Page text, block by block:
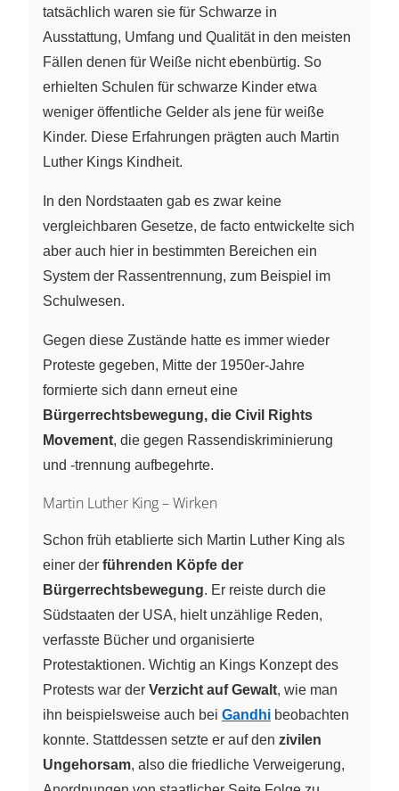
tatsächlich waren sie für Schwarze in
Ausstattung, Umfang und Qualität in den meisten
Fällen denen für Weiße nicht ebenbürtig. So
erhielten Schulen für schwarze Kinder etwa
weniger öffentliche Gelder als jene für weiße
Kinder. Diese Erfahrungen prägten auch Martin
Luther Kings Kindheit.
In den Nordstaaten gab es zwar keine
vergleichbaren Gesetze, de facto entwickelte sich
aber auch hier in bestimmten Bereichen ein
System der Rassentrennung, zum Beispiel im
Schulwesen.
Gegen diese Zustände hatte es immer wieder
Proteste gegeben, Mitte der 1950er-Jahre
formierte sich dann erneut eine
Bürgerrechtsbewegung, die Civil Rights
Movement, die gegen Rassendiskriminierung
und -trennung aufbegehrte.
Martin Luther King – Wirken
Schon früh etablierte sich Martin Luther King als
einer der führenden Köpfe der
Bürgerrechtsbewegung. Er reiste durch die
Südstaaten der USA, hielt unzählige Reden,
verfasste Bücher und organisierte
Protestaktionen. Wichtig an Kings Konzept des
Protests war der Verzicht auf Gewalt, wie man
ihn beispielsweise auch bei Gandhi beobachten
konnte. Stattdessen setzte er auf den zivilen
Ungehorsam, also die friedliche Verweigerung,